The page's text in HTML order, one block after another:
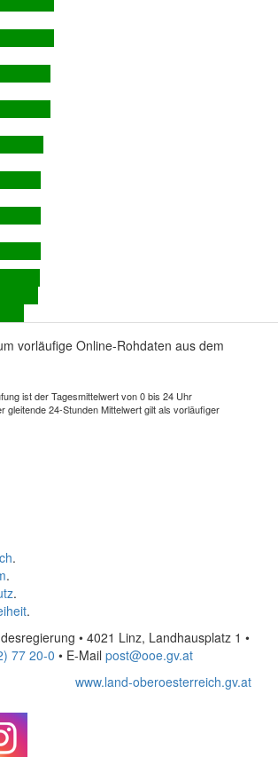
vorläufige Online-Rohdaten aus dem
ist der Tagesmittelwert von 0 bis 24 Uhr
gleitende 24-Stunden Mittelwert gilt als vorläufiger
.
.
.
.
• 4021 Linz, Landhausplatz 1 •
77 20-0 • E-Mail post@ooe.gv.at
www.land-oberoesterreich.gv.at